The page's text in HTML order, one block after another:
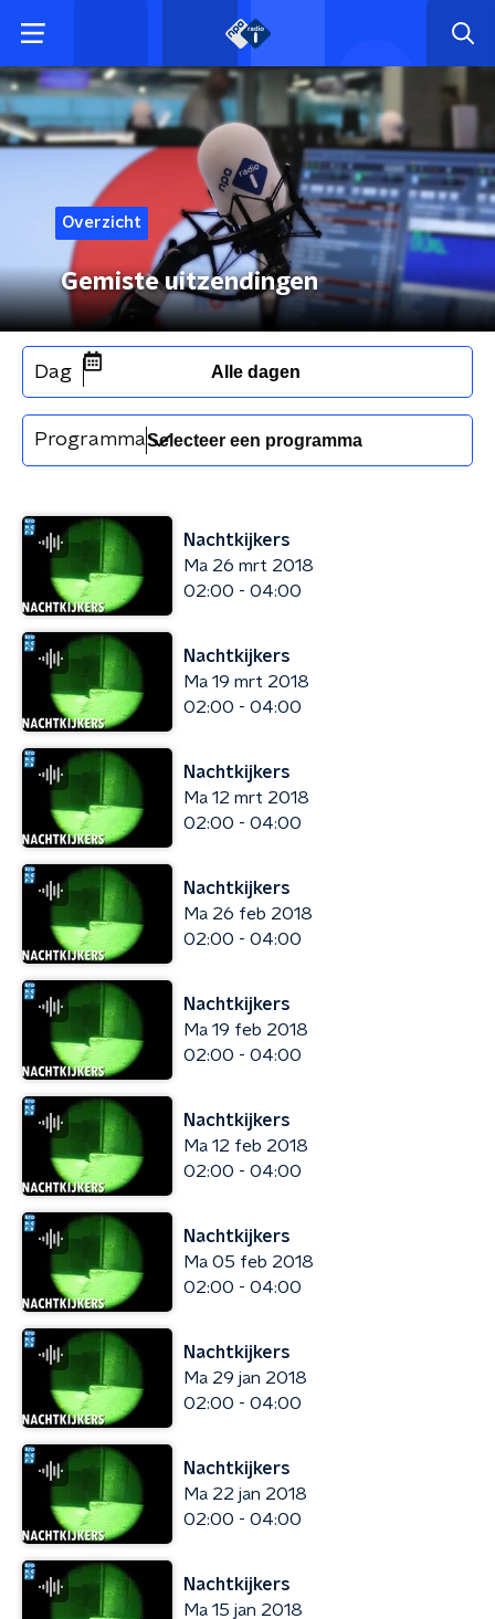
Overzicht
Gemiste uitzendingen
Dag Alle dagen
Programma
Nachtkijkers
Ma 26 mrt 2018
02:00 - 04:00
Nachtkijkers
Ma 19 mrt 2018
02:00 - 04:00
Nachtkijkers
Ma 12 mrt 2018
02:00 - 04:00
Nachtkijkers
Ma 26 feb 2018
02:00 - 04:00
Nachtkijkers
Ma 19 feb 2018
02:00 - 04:00
Nachtkijkers
Ma 12 feb 2018
02:00 - 04:00
Nachtkijkers
Ma 05 feb 2018
02:00 - 04:00
Nachtkijkers
Ma 29 jan 2018
02:00 - 04:00
Nachtkijkers
Ma 22 jan 2018
02:00 - 04:00
Nachtkijkers
Ma 15 jan 2018